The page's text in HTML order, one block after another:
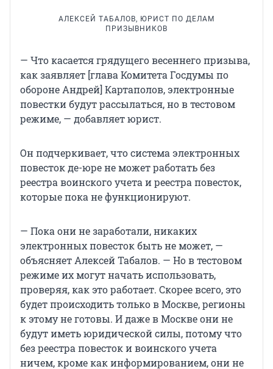
АЛЕКСЕЙ ТАБАЛОВ, ЮРИСТ ПО ДЕЛАМ
ПРИЗЫВНИКОВ
— Что касается грядущего весеннего призыва,
как заявляет [глава Комитета Госдумы по
обороне Андрей] Картаполов, электронные
повестки будут рассылаться, но в тестовом
режиме, — добавляет юрист.
Он подчеркивает, что система электронных
повесток де-юре не может работать без
реестра воинского учета и реестра повесток,
которые пока не функционируют.
— Пока они не заработали, никаких
электронных повесток быть не может, —
объясняет Алексей Табалов. — Но в тестовом
режиме их могут начать использовать,
проверяя, как это работает. Скорее всего, это
будет происходить только в Москве, регионы
к этому не готовы. И даже в Москве они не
будут иметь юридической силы, потому что
без реестра повесток и воинского учета
ничем, кроме как информированием, они не